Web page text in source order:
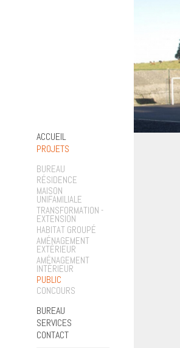
ACCUEIL
PROJETS
BUREAU
RÉSIDENCE
MAISON
UNIFAMILIALE
TRANSFORMATION -
EXTENSION
HABITAT GROUPÉ
AMÉNAGEMENT
EXTÉRIEUR
AMÉNAGEMENT
INTÉRIEUR
PUBLIC
CONCOURS
BUREAU
SERVICES
CONTACT